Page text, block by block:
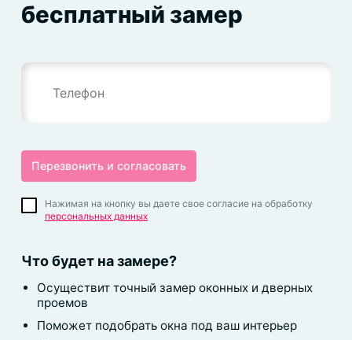
бесплатный замер
Нажимая на кнопку вы даете свое согласие на обработку
персональных данных
Что будет на замере?
Осуществит точный замер оконных и дверных
проемов
Поможет подобрать окна под ваш интерьер